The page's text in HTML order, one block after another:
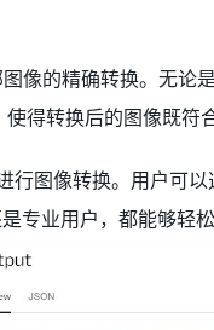
的精确转换。无论
得转换后的图像既符
行图像转换。用户可
业用户，都能够轻